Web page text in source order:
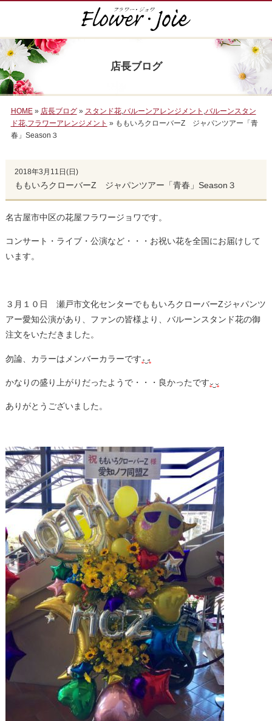
店長ブログ
HOME» 店長ブログ» スタンド花, バルーンアレンジメント バルーンスタン
ド花, フラワーアレンジメント » ももいろクローバーZ ジャパンツアー「青
春」Season３
2018年3月11日(日)
ももいろクローバーZ ジャパンツアー「青春」Season３
名古屋市中区の花屋フラワージョワです。
コンサート・ライブ・公演など・・・お祝い花を全国にお届けして
います。
３月１０日 瀬戸市文化センターでももいろクローバーZジャパンツ
アー愛知公演があり、ファンの皆様より、バルーンスタンド花の御
注文をいただきました。
勿論、カラーはメンバーカラーです
かなりの盛り上がりだったようで・・・良かったです
ありがとうございました。